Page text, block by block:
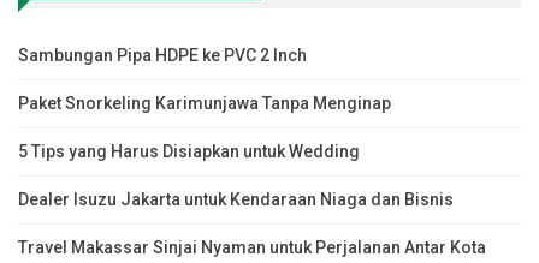
Sambungan Pipa HDPE ke PVC 2 Inch
Paket Snorkeling Karimunjawa Tanpa Menginap
5 Tips yang Harus Disiapkan untuk Wedding
Dealer Isuzu Jakarta untuk Kendaraan Niaga dan Bisnis
Travel Makassar Sinjai Nyaman untuk Perjalanan Antar Kota